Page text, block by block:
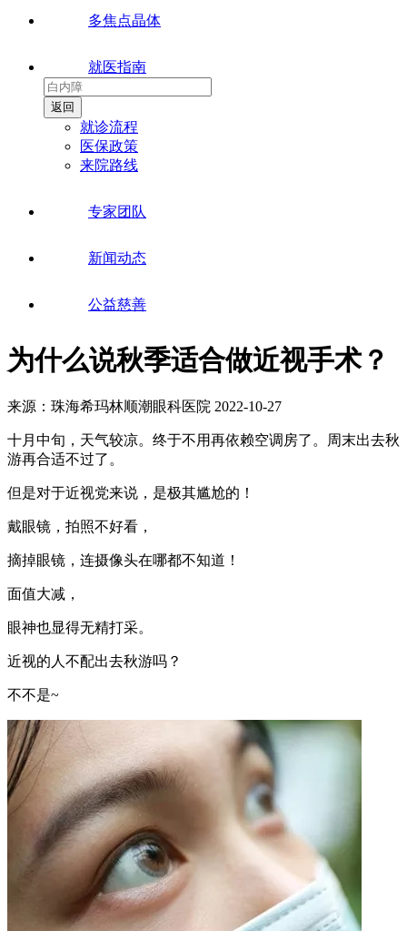
多焦点晶体
就医指南
就诊流程
医保政策
来院路线
专家团队
新闻动态
公益慈善
为什么说秋季适合做近视手术？
来源：珠海希玛林顺潮眼科医院 2022-10-27
十月中旬，天气较凉。终于不用再依赖空调房了。周末出去秋
游再合适不过了。
但是对于近视党来说，是极其尴尬的！
戴眼镜，拍照不好看，
摘掉眼镜，连摄像头在哪都不知道！
面值大减，
眼神也显得无精打采。
近视的人不配出去秋游吗？
不不是~